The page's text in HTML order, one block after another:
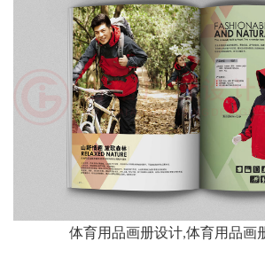
体育用品画册设计,体育用品画